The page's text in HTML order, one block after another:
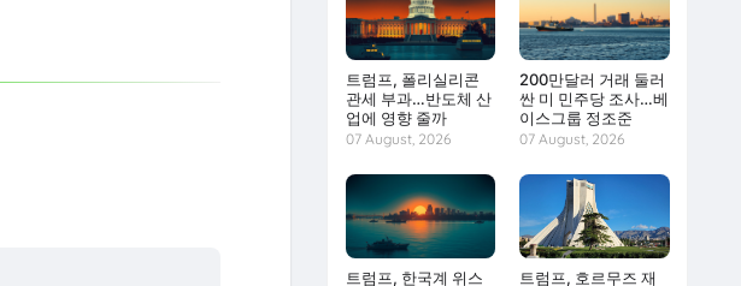
트럼프, 폴리실리콘
관세 부과…반도체 산
업에 영향 줄까
07 August, 2026
200만달러 거래 둘러
싼 미 민주당 조사…베
이스그룹 정조준
07 August, 2026
트럼프, 한국계 위스 트럼프, 호르무즈 재